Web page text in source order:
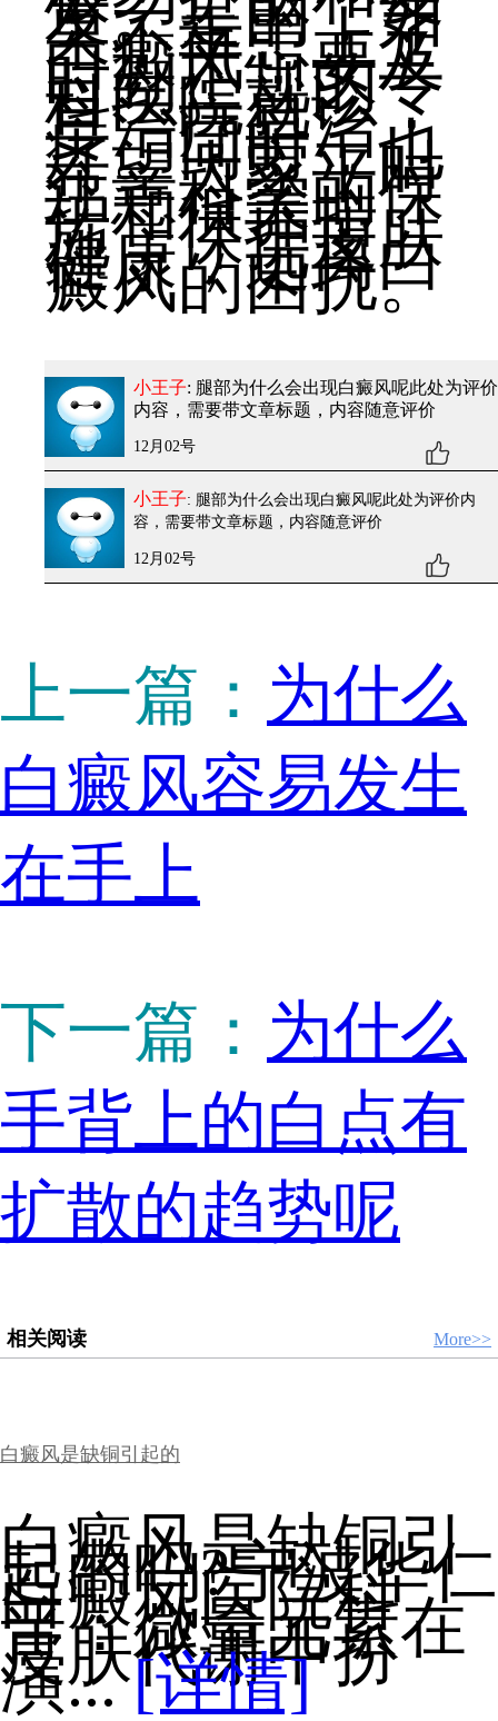
发。是的，如
果不幸患上了
白癜风，要及
时到正规的专
科医院就诊，
早治疗早治
疗。同时，也
希望大家平时
注意科学的保
护和保养措
施，保护皮肤
健康，远离白
癜风的困扰。
小王子: 腿部为什么会出现白癜风呢此处为评价
内容，需要带文章标题，内容随意评价
12月02号
小王子: 腿部为什么会出现白癜风呢此处为评价内
容，需要带文章标题，内容随意评价
12月02号
上一篇： 为什么
白癜风容易发生
在手上
下一篇： 为什么
手背上的白点有
扩散的趋势呢
相关阅读 More>>
白癜风是缺铜引起的
白癜风是缺铜引
起的吗?宁波华仁
白癜风医院科
普：微量元素在
皮肤代谢中扮
演...[详情]